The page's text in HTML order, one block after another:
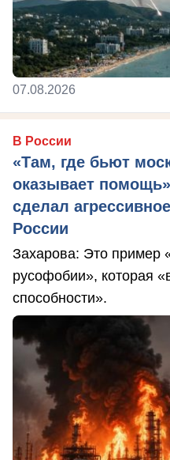
07.08.2026
В России
«Там, где бьют
оказывает
сделал
России
Захарова: Это пример
русофобии», которая
способности».